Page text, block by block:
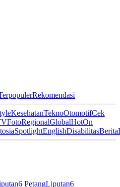
Rekomendasi
KesehatanTeknoOtomotifCek
FotoRegionalGlobalHotOn
SpotlightEnglishDisabilitasBerita
PetangLiputan6